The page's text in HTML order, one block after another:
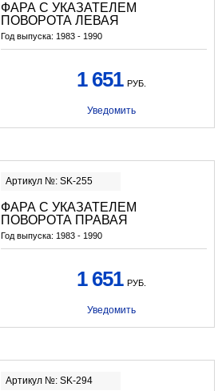
ФАРА С УКАЗАТЕЛЕМ
ПОВОРОТА ЛЕВАЯ
Год выпуска: 1983 - 1990
1 651 РУБ.
Уведомить
Артикул №: SK-255
ФАРА С УКАЗАТЕЛЕМ
ПОВОРОТА ПРАВАЯ
Год выпуска: 1983 - 1990
1 651 РУБ.
Уведомить
Артикул №: SK-294